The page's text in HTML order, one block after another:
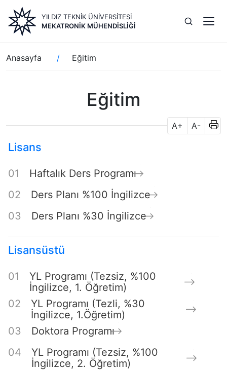
içeriğe
atla
YILDIZ TEKNİK ÜNİVERSİTESİ
MEKATRONIK MÜHENDISLIĞI
Sayfa
yolu
Anasayfa Eğitim
Eğitim
A+ A-
Lisans
Haftalık Ders Programı
Ders Planı %100 İngilizce
Ders Planı %30 İngilizce
Lisansüstü
YL Programı (Tezsiz, %100
İngilizce, 1. Öğretim)
YL Programı (Tezli, %30
İngilizce, 1.Öğretim)
Doktora Programı
YL Programı (Tezsiz, %100
İngilizce, 2. Öğretim)